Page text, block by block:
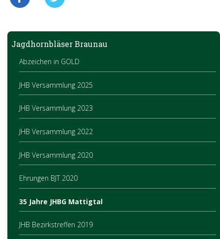
Jagdhornbläser Braunau
Abzeichen in GOLD
JHB Versammlung 2025
JHB Versammlung 2023
JHB Versammlung 2022
JHB Versammlung 2020
Ehrungen BJT 2020
35 Jahre JHBG Mattigtal
JHB Bezirkstreffen 2019